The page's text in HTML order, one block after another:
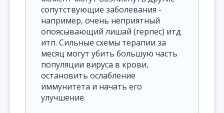
сопутствующие заболевания -
например, очень неприятный
опоясывающий лишай (герпес) итд
итп. Сильные схемы терапии за
месяц могут убить большую часть
популяции вируса в крови,
остановить ослабление
иммунитета и начать его
улучшение.